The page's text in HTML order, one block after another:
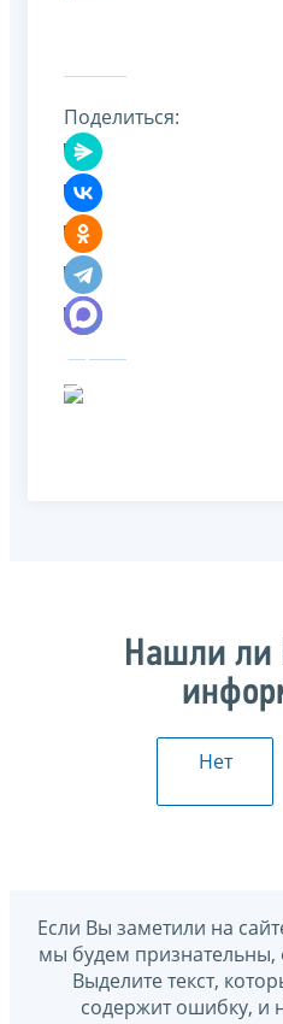
Поделиться:
Нашли
Нет
Если Вы заметили на
мы будем
Выделите текст,
содержит ошибку, и